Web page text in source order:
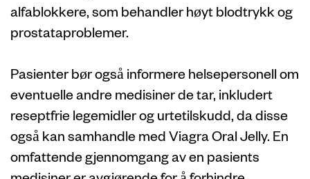
alfablokkere, som behandler høyt blodtrykk og
prostataproblemer.
Pasienter bør også informere helsepersonell om
eventuelle andre medisiner de tar, inkludert
reseptfrie legemidler og urtetilskudd, da disse
også kan samhandle med Viagra Oral Jelly. En
omfattende gjennomgang av en pasients